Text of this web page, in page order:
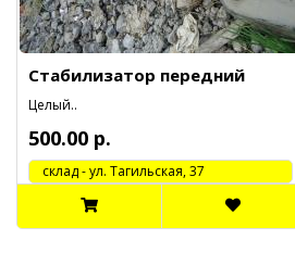
Стабилизатор передний
Целый..
500.00 р.
cклад - ул. Тагильская, 37